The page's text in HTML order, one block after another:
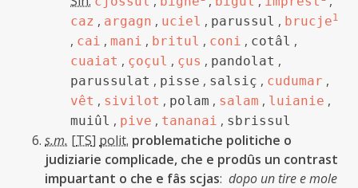
caz , argagn , uciel , parussul , brucje1
, cai , mani , britul , coni , cotâl ,
cuaiat , çoçul , çus , pandolat ,
parussulat , pisse , salsiç , cudumar ,
vêt , sivilot , polam , salam , luianie ,
muiûl , pive , tananai , sbrissul
s.m. [TS] polit. problematiche politiche o
judiziarie complicade, che e prodûs un contrast
impuartant o che e fâs scjas: dopo un tire e mole